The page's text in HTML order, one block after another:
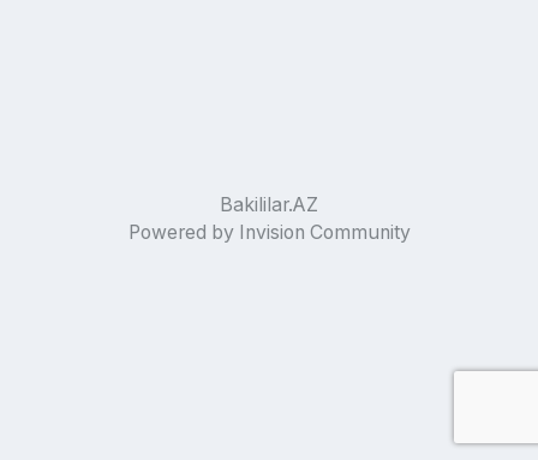
Bakililar.AZ
Powered by Invision Community